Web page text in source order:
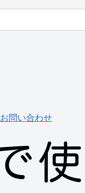
お問い合わせ